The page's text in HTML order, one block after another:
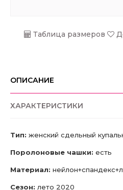
Таблица размеров
ОПИСАНИЕ
ХАРАКТЕРИСТИКИ
Тип: женский сдельный
Поролоновые чашки: есть
Материал:
Сезон: лето 2020